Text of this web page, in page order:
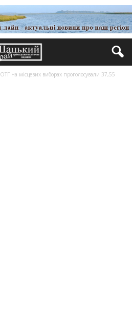
на місцевих виборах проголосували 37,55